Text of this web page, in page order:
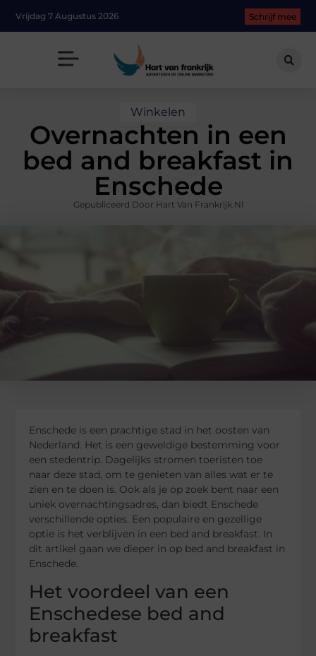
Vrijdag 7 Augustus 2026 Schrijf mee
Winkelen
Overnachten in een
bed and breakfast in
Enschede
Gepubliceerd Door Hart Van Frankrijk.nl
Enschede is een prachtige stad in het oosten van
Nederland. Het is een geweldige bestemming voor
een stedentrip. Dagelijks stromen toeristen toe
naar deze stad, om te genieten van alles wat er te
zien en te doen is. Ook als je op zoek bent naar een
uniek overnachtingsadres, dan biedt Enschede
verschillende opties. Een populaire en gezellige
optie is het verblijven in een bed and breakfast. In
dit artikel gaan we dieper in op bed and breakfast in
Enschede.
Het voordeel van een
Enschedese bed and
breakfast